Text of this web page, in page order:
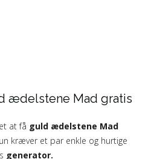
ædelstene Mad gratis
at få guld ædelstene Mad
kræver et par enkle og hurtige
generator.